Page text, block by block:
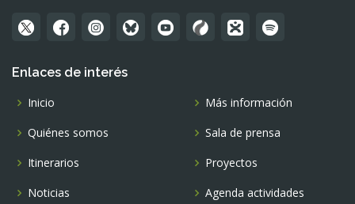
Enlaces de interés
Inicio
Quiénes somos
Itinerarios
Noticias
Más información
Sala de prensa
Proyectos
Agenda actividades